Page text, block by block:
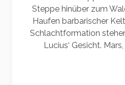
Steppe hinüber zum
Haufen barbarischer
Schlachtformation
Lucius‘ Gesicht.